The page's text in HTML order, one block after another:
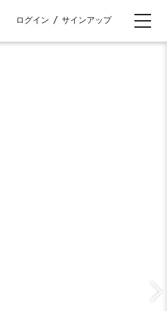
ログイン / サインアップ